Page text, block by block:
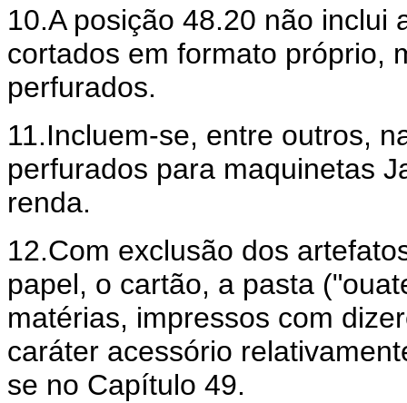
10.A posição 48.20 não inclui
cortados em formato próprio,
perfurados.
11.Incluem-se, entre outros,
perfurados para maquinetas
renda.
12.Com exclusão dos
papel, o cartão, a pasta
matérias, impressos com
caráter acessório
se no Capítulo 49.